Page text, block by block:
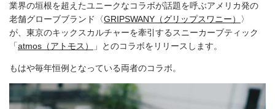
業界の垣根を超えたユニークなコラボが話題を呼ぶアメリカ発の
老舗グローブブランド〈GRIPSWANY（グリップスワニー）
〉
が、東京のキックスカルチャーを牽引するスニーカーブティック
「atmos（アトモス） 」とのコラボをリリースします。
もはや毎年恒例となっている両者のコラボ。